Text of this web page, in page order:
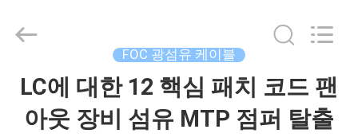
집
2025
Wuhan
Reserved.
FOC 광섬유 케이블
LC에 대한 12 핵심 패치 코드 팬
아웃 장비 섬유 MTP 점퍼 탈출